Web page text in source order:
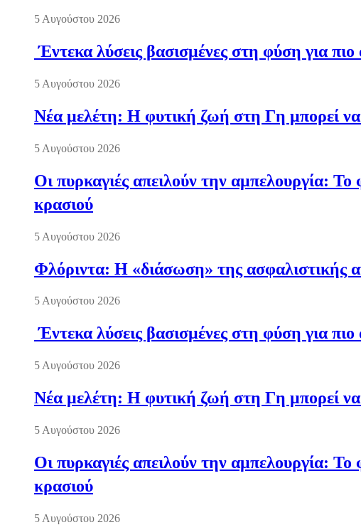
5 Αυγούστου 2026
Έντεκα λύσεις βασισμένες στη φύση για
5 Αυγούστου 2026
Νέα μελέτη: Η φυτική ζωή στη Γη μπορεί να
5 Αυγούστου 2026
Οι πυρκαγιές απειλούν την αμπελουργία:
κρασιού
5 Αυγούστου 2026
Φλόριντα: Η «διάσωση» της ασφαλιστικής
5 Αυγούστου 2026
Έντεκα λύσεις βασισμένες στη φύση για
5 Αυγούστου 2026
Νέα μελέτη: Η φυτική ζωή στη Γη μπορεί να
5 Αυγούστου 2026
Οι πυρκαγιές απειλούν την αμπελουργία:
κρασιού
5 Αυγούστου 2026